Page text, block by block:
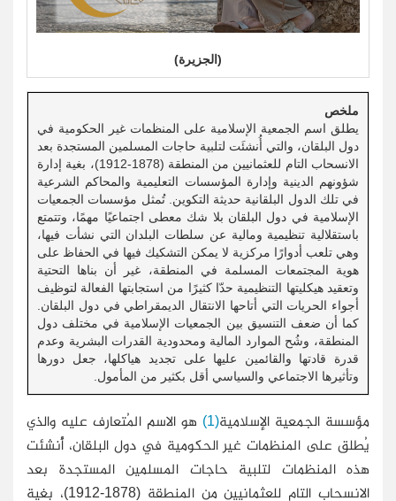
(الجزيرة)
ملخص
يطلق اسم الجمعية الإسلامية على المنظمات غير الحكومية في
دول البلقان، والتي أُنشئَت لتلبية حاجات المسلمين المستجدة بعد
الانسحاب التام للعثمانيين من المنطقة (1878-1912)، بغية إدارة
شؤونهم الدينية وإدارة المؤسسات التعليمية والمحاكم الشرعية
في تلك الدول البلقانية حديثة التكوين. تُمثل مؤسسات الجمعيات
الإسلامية في دول البلقان بلا شك معطى اجتماعيًا مهمًا، وتتمتع
باستقلالية تنظيمية ومالية عن سلطات البلدان التي نشأت فيها،
وهي تلعب أدوارًا مركزية لا يمكن التشكيك فيها في الحفاظ على
هوية المجتمعات المسلمة في المنطقة، غير أن بناها التحتية
وتعقيد هيكليتها التنظيمية حدّا كثيرًا من استجابتها الفعالة لتوظيف
أجواء الحريات التي أتاحها الانتقال الديمقراطي في دول البلقان.
كما أن ضعف التنسيق بين الجمعيات الإسلامية في مختلف دول
المنطقة، وشُح الموارد المالية ومحدودية القدرات البشرية وعدم
قدرة قادتها والقائمين عليها على تجديد هياكلها، جعل دورها
وتأثيرها الاجتماعي والسياسي أقل بكثير من المأمول.
مؤسسة الجمعية الإسلامية(1)
هو الاسم المُتعارف عليه والذي
يُطلق على المنظمات غير الحكومية في دول البلقان، أُنشئت
هذه المنظمات لتلبية حاجات المسلمين المستجدة بعد
الانسحاب التام للعثمانيين من المنطقة (1878-1912)، بغية